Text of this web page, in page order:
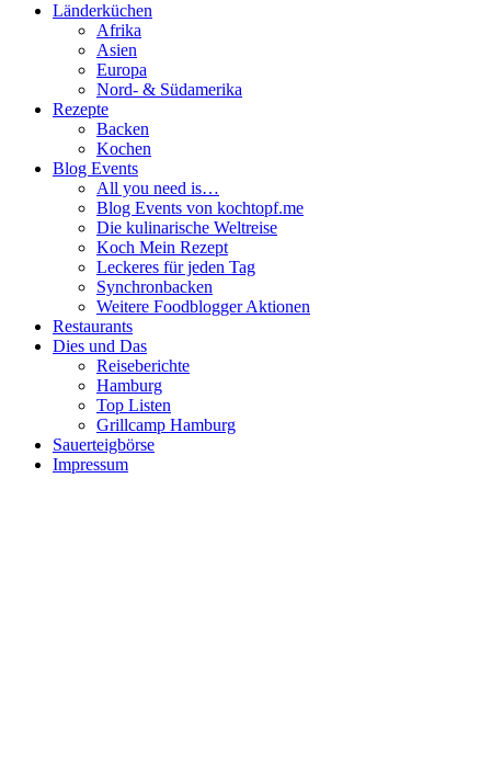
Länderküchen
Afrika
Asien
Europa
Nord- & Südamerika
Rezepte
Backen
Kochen
Blog Events
All you need is…
Blog Events von kochtopf.me
Die kulinarische Weltreise
Koch Mein Rezept
Leckeres für jeden Tag
Synchronbacken
Weitere Foodblogger Aktionen
Restaurants
Dies und Das
Reiseberichte
Hamburg
Top Listen
Grillcamp Hamburg
Sauerteigbörse
Impressum